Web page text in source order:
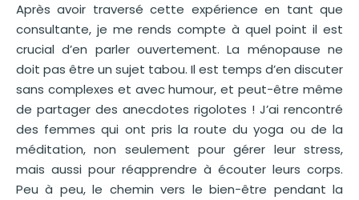
Après avoir traversé cette expérience en tant que
consultante, je me rends compte à quel point il est
crucial d’en parler ouvertement. La ménopause ne
doit pas être un sujet tabou. Il est temps d’en discuter
sans complexes et avec humour, et peut-être même
de partager des anecdotes rigolotes ! J’ai rencontré
des femmes qui ont pris la route du yoga ou de la
méditation, non seulement pour gérer leur stress,
mais aussi pour réapprendre à écouter leurs corps.
Peu à peu, le chemin vers le bien-être pendant la